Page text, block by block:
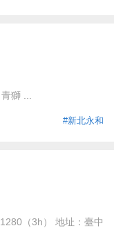
獅 ...
#新北永和
（3h） 地址：臺中